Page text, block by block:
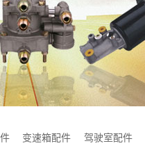
变速箱配件 驾驶室配件